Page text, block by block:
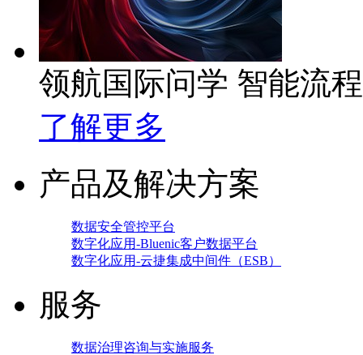
领航国际问学 智能流
了解更多
产品及解决方案
数据安全管控平台
数字化应用-Bluenic客户数据平台
数字化应用-云捷集成中间件（ESB）
服务
数据治理咨询与实施服务